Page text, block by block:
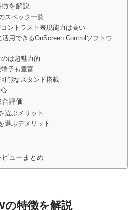
を解説
スペック一覧
ントラスト表現能力は高い
用できるOnScreen Controlソフトウ
は超魅力的
子も豊富
能なスタンド搭載
評価
選ぶメリット
選ぶデメリット
ューまとめ
の特徴を解説